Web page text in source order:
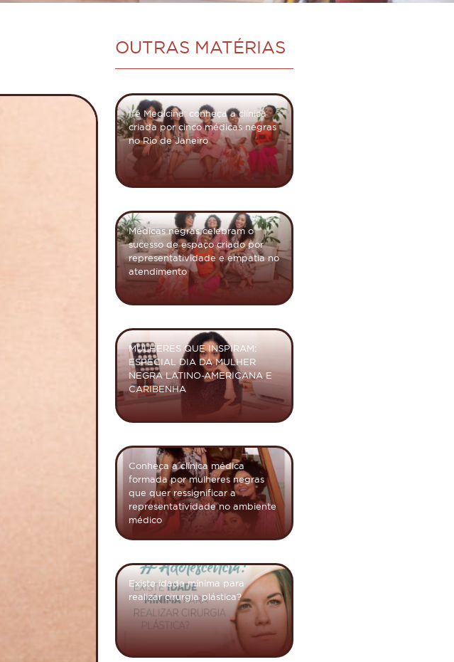
OUTRAS MATÉRIAS
Ifé Medicina: conheça a clínica
criada por cinco médicas negras
no Rio de Janeiro
Médicas negras celebram o
sucesso de espaço criado por
representatividade e empatia no
atendimento
MULHERES QUE INSPIRAM:
ESPECIAL DIA DA MULHER
NEGRA LATINO-AMERICANA E
CARIBENHA
Conheça a clínica médica
formada por mulheres negras
que quer ressignificar a
representatividade no ambiente
médico
Existe idade mínima para
realizar cirurgia plástica?